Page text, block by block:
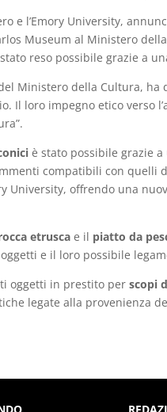
e l’Emory University,
Museum al Ministero
reso possibile grazie a
Ministero della Cultura,
Il loro impegno etico
è stato possibile grazie
compatibili con quelli
University, offrendo una
etrusca e il piatto da
e il loro possibile
oggetti in prestito perscopi
legate alla provenienza